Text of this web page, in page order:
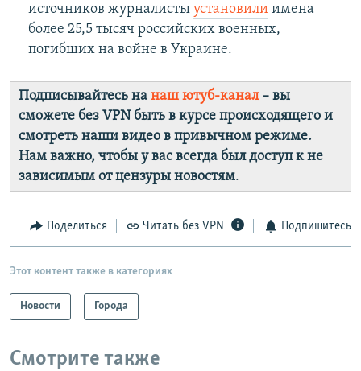
источников журналисты установилиимена
более 25,5 тысяч российских военных,
погибших на войне в Украине.
Подписывайтесь на наш ютуб-канал– вы
сможете без VPN быть в курсе происходящего и
смотреть наши видео в привычном режиме.
Нам важно, чтобы у вас всегда был доступ к не
зависимым от цензуры новостям.
Поделиться Читать без VPN Подпишитесь
Этот контент также в категориях
Новости Города
Смотрите также